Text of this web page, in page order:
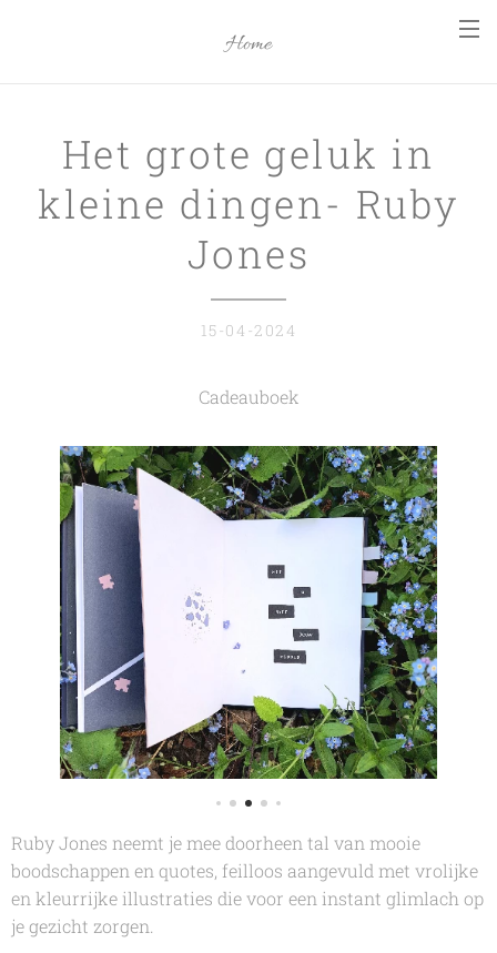
Home
Het grote geluk in
kleine dingen- Ruby
Jones
15-04-2024
Cadeauboek
Ruby Jones neemt je mee doorheen tal van mooie
boodschappen en quotes, feilloos aangevuld met vrolijke
en kleurrijke illustraties die voor een instant glimlach op
je gezicht zorgen.